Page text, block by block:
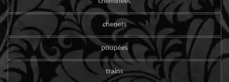
chenets
poupées
trains